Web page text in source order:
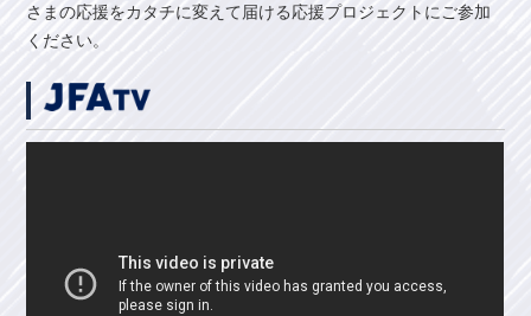
さまの応援をカタチに変えて届ける応援プロジェクトにご参加
ください。